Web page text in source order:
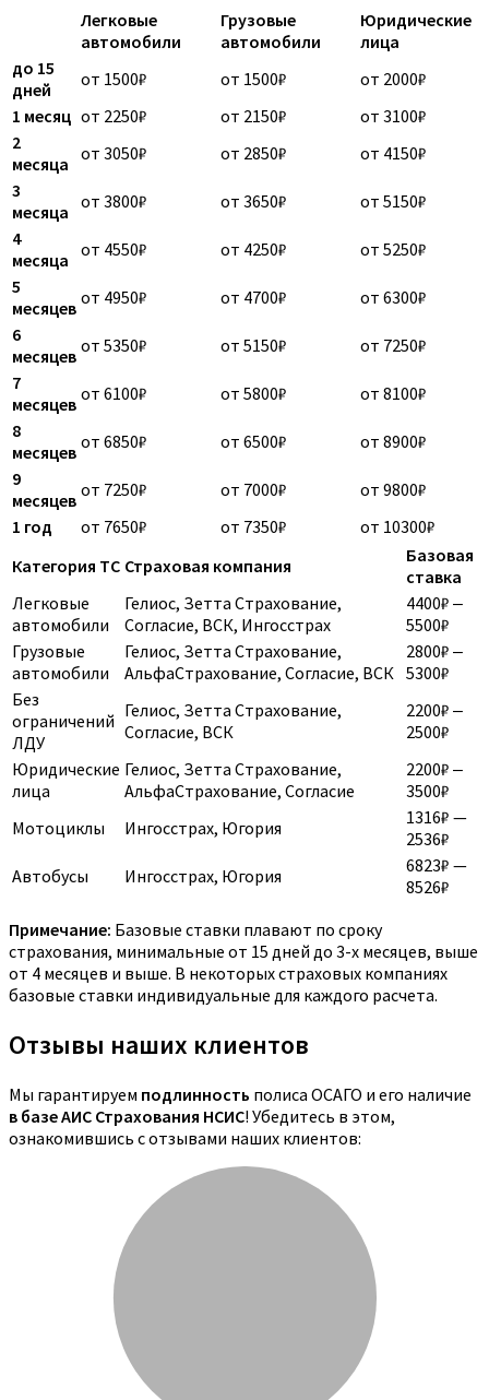
Легковые
автомобили
Грузовые
автомобили
Юридические
лица
до 15
дней
от 1500₽ от 1500₽
от 2000₽
1 месяц от 2250₽ от 2150₽
от 3100₽
2
месяца от 3050₽ от 2850₽
от 4150₽
3
месяца от 3800₽ от 3650₽
от 5150₽
4
месяца от 4550₽ от 4250₽
от 5250₽
5
месяцев от 4950₽ от 4700₽
от 6300₽
6
месяцев от 5350₽ от 5150₽
от 7250₽
7
месяцев от 6100₽ от 5800₽
от 8100₽
8
месяцев от 6850₽ от 6500₽
от 8900₽
9
месяцев от 7250₽ от 7000₽
от 9800₽
1 год
от 7650₽ от 7350₽
от 10300₽
Категория ТС Страховая компания
Базовая
ставка
Легковые
автомобили
Гелиос, Зетта Страхование,
Согласие, ВСК, Ингосстрах
4400₽ ‒
5500₽
Грузовые
автомобили
Гелиос, Зетта Страхование,
АльфаСтрахование, Согласие, ВСК
2800₽ ‒
5300₽
Без
ограничений
ЛДУ
Гелиос, Зетта Страхование,
Согласие, ВСК
2200₽ ‒
2500₽
Юридические
лица
Гелиос, Зетта Страхование,
АльфаСтрахование, Согласие
2200₽ ‒
3500₽
Мотоциклы
Ингосстрах, Югория
1316₽ —
2536₽
Автобусы
Ингосстрах, Югория
6823₽ —
8526₽
Примечание: Базовые ставки плавают по сроку
страхования, минимальные от 15 дней до 3-х месяцев, выше
от 4 месяцев и выше. В некоторых страховых компаниях
базовые ставки индивидуальные для каждого расчета.
Отзывы наших клиентов
Мы гарантируем подлинность полиса ОСАГО и его наличие
в базе АИС Страхования НСИС! Убедитесь в этом,
ознакомившись с отзывами наших клиентов: